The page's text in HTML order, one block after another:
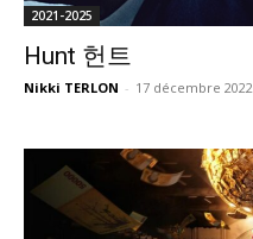
2021-2025
Hunt 헌트
Nikki TERLON - 17 décembre 2022